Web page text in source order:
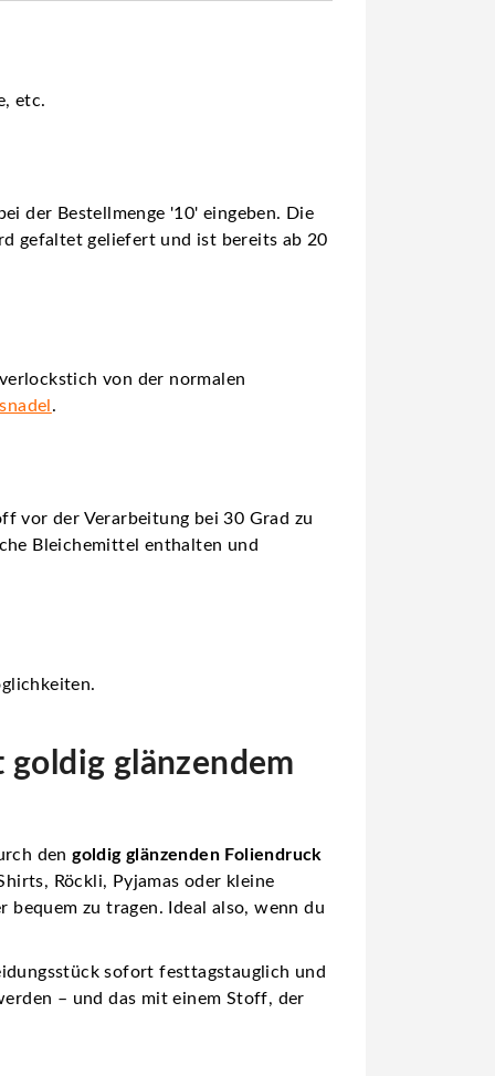
etc.
der Bestellmenge '10' eingeben. Die
gefaltet geliefert und ist bereits ab 20
von der normalen
.
vor der Verarbeitung bei 30 Grad zu
Bleichemittel enthalten und
glänzendem
dengoldig glänzenden Foliendruck
Röckli, Pyjamas oder kleine
zu tragen. Ideal also, wenn du
sofort festtagstauglich und
– und das mit einem Stoff, der